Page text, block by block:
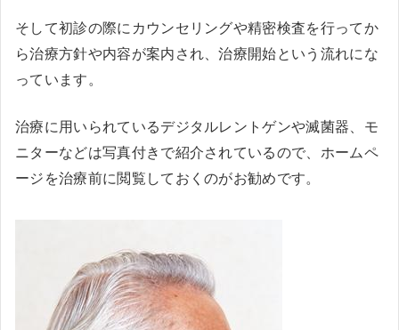
そして初診の際にカウンセリングや精密検査を行ってか
ら治療方針や内容が案内され、治療開始という流れにな
っています。
治療に用いられているデジタルレントゲンや滅菌器、モ
ニターなどは写真付きで紹介されているので、ホームペ
ージを治療前に閲覧しておくのがお勧めです。